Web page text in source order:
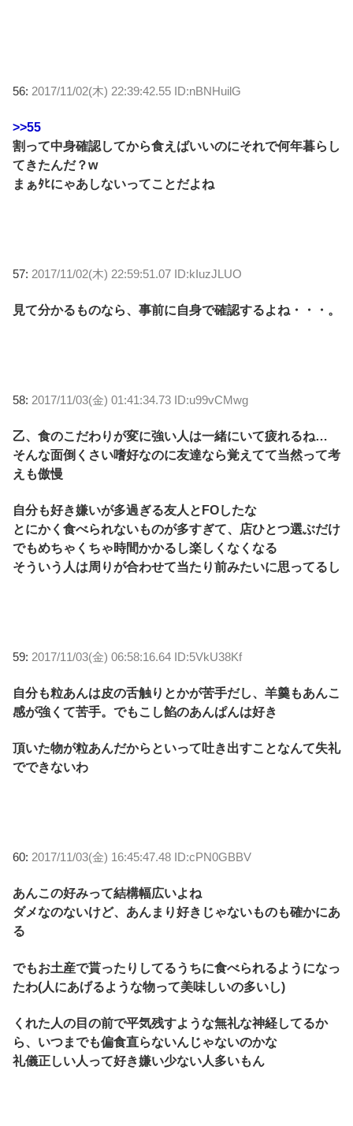
56: 2017/11/02(木) 22:39:42.55 ID:nBNHuilG
>>55
割って中身確認してから食えばいいのにそれで何年暮らし
てきたんだ？w
まぁﾀﾋにゃあしないってことだよね
57: 2017/11/02(木) 22:59:51.07 ID:kIuzJLUO
見て分かるものなら、事前に自身で確認するよね・・・。
58: 2017/11/03(金) 01:41:34.73 ID:u99vCMwg
乙、食のこだわりが変に強い人は一緒にいて疲れるね…
そんな面倒くさい嗜好なのに友達なら覚えてて当然って考
えも傲慢
自分も好き嫌いが多過ぎる友人とFOしたな
とにかく食べられないものが多すぎて、店ひとつ選ぶだけ
でもめちゃくちゃ時間かかるし楽しくなくなる
そういう人は周りが合わせて当たり前みたいに思ってるし
59: 2017/11/03(金) 06:58:16.64 ID:5VkU38Kf
自分も粒あんは皮の舌触りとかが苦手だし、羊羹もあんこ
感が強くて苦手。でもこし餡のあんぱんは好き
頂いた物が粒あんだからといって吐き出すことなんて失礼
でできないわ
60: 2017/11/03(金) 16:45:47.48 ID:cPN0GBBV
あんこの好みって結構幅広いよね
ダメなのないけど、あんまり好きじゃないものも確かにあ
る
でもお土産で貰ったりしてるうちに食べられるようになっ
たわ(人にあげるような物って美味しいの多いし)
くれた人の目の前で平気残すような無礼な神経してるか
ら、いつまでも偏食直らないんじゃないのかな
礼儀正しい人って好き嫌い少ない人多いもん